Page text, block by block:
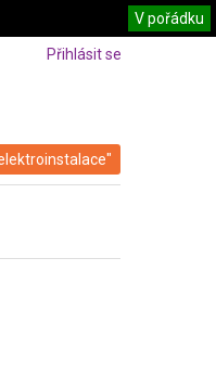
Přihlásit se
V pořádku